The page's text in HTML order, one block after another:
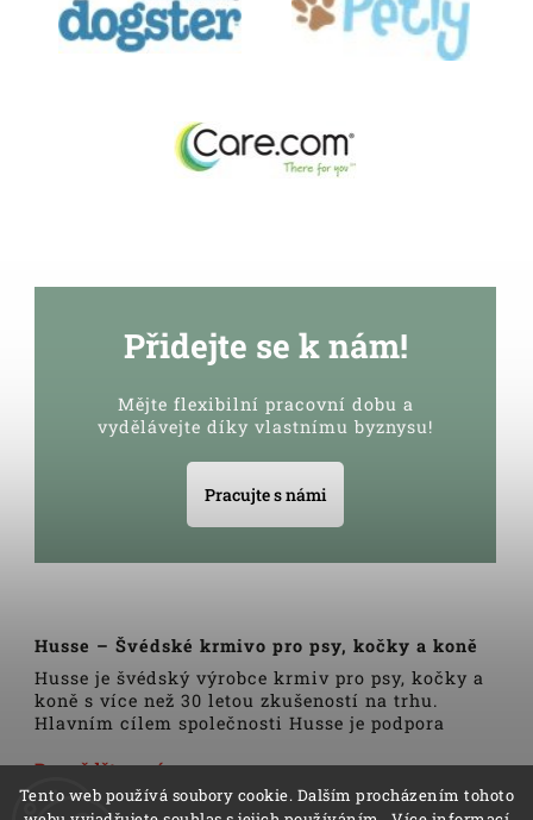
Tento web používá soubory cookie. Dalším procházením tohoto
Přidejte se k nám!
Mějte flexibilní pracovní dobu a
vydělávejte díky vlastnímu byznysu!
Pracujte s námi
Husse – Švédské krmivo pro psy, kočky a koně
Husse je švédský výrobce krmiv pro psy, kočky a
koně s více než 30 letou zkušeností na trhu.
Hlavním cílem společnosti Husse je podpora
Veškerá krmiva, pamlsky a doplňky Husse jsou
vyrobeny pouze z nejkvalitnějších a pečlivě
vybraných surovin. Všechny produkty se vyrábí
Dozvědět se více